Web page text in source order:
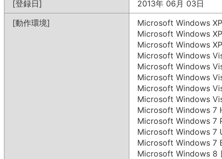
[登録日]
2013年 06月 03日
[動作環境]
Microsoft Windows
Microsoft Windows
Microsoft Windows
Microsoft Windows
Microsoft Windows
Microsoft Windows
Microsoft Windows
Microsoft Windows
Microsoft Windows 7
Microsoft Windows 7
Microsoft Windows 7
Microsoft Windows 7
Microsoft Windows 8